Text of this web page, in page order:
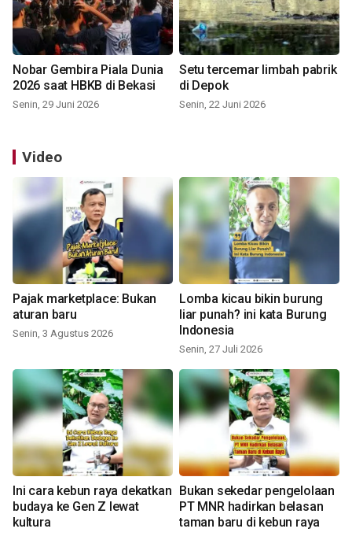
Nobar Gembira Piala Dunia
2026 saat HBKB di Bekasi
Senin, 29 Juni 2026
Setu tercemar limbah pabrik
di Depok
Senin, 22 Juni 2026
Video
Pajak marketplace: Bukan
aturan baru
Senin, 3 Agustus 2026
Lomba kicau bikin burung
liar punah? ini kata Burung
Indonesia
Senin, 27 Juli 2026
Ini cara kebun raya dekatkan
budaya ke Gen Z lewat
kultura
Bukan sekedar pengelolaan
PT MNR hadirkan belasan
taman baru di kebun raya